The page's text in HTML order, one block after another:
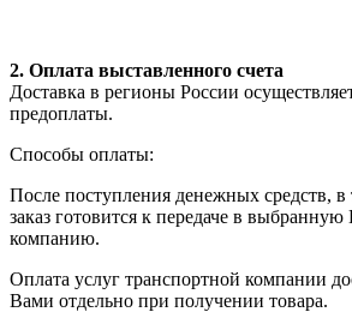
2. Оплата выставленного счета
Доставка в регионы России
предоплаты.
Способы оплаты:
После поступления денежных средств, в
заказ готовится к передаче в
компанию.
Оплата услуг транспортной компании
Вами отдельно при получении товара.